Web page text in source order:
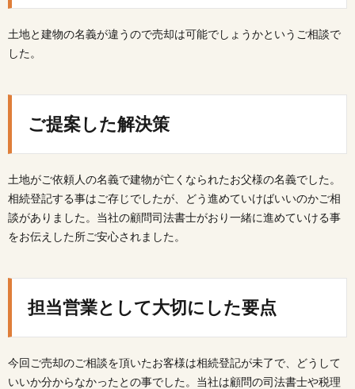
土地と建物の名義が違うので売却は可能でしょうかというご相談で
した。
ご提案した解決策
土地がご依頼人の名義で建物が亡くなられたお父様の名義でした。
相続登記する事はご存じでしたが、どう進めていけばいいのかご相
談がありました。当社の顧問司法書士がおり一緒に進めていける事
をお伝えした所ご安心されました。
担当営業として大切にした要点
今回ご売却のご相談を頂いたお客様は相続登記が未了で、どうして
いいか分からなかったとの事でした。当社は顧問の司法書士や税理